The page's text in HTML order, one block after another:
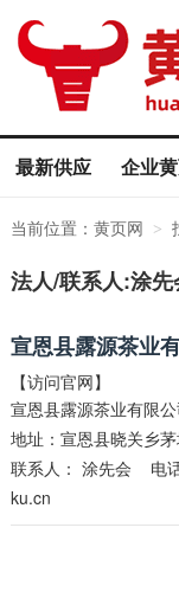
最新供应 企业
当前位置： 黄页网 >
法人/联系人:涂
宣恩县露源茶业
【访问官网】
宣恩县露源茶业有限
地址：宣恩县晓关乡
联系人： 涂先会 电
ku.cn